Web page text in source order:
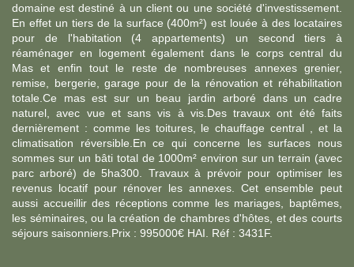
domaine est destiné à un client ou une société d'investissement.
En effet un tiers de la surface (400m²) est louée à des locataires
pour de l'habitation (4 appartements) un second tiers à
réaménager en logement également dans le corps central du
Mas et enfin tout le reste de nombreuses annexes grenier,
remise, bergerie, garage pour de la rénovation et réhabilitation
totale.Ce mas est sur un beau jardin arboré dans un cadre
naturel, avec vue et sans vis à vis.Des travaux ont été faits
dernièrement : comme les toitures, le chauffage central , et la
climatisation réversible.En ce qui concerne les surfaces nous
sommes sur un bâti total de 1000m² environ sur un terrain (avec
parc arboré) de 5ha300. Travaux à prévoir pour optimiser les
revenus locatif pour rénover les annexes. Cet ensemble peut
aussi accueillir des réceptions comme les mariages, baptêmes,
les séminaires, ou la création de chambres d'hôtes, et des courts
séjours saisonniers.Prix : 995000€ HAI. Réf : 3431F.